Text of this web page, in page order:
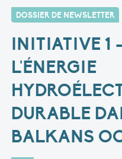
DOSSIER DE NEWSLETTER
INITIATIVE 1
L'ÉNERGIE
DURABLE
BALKANS